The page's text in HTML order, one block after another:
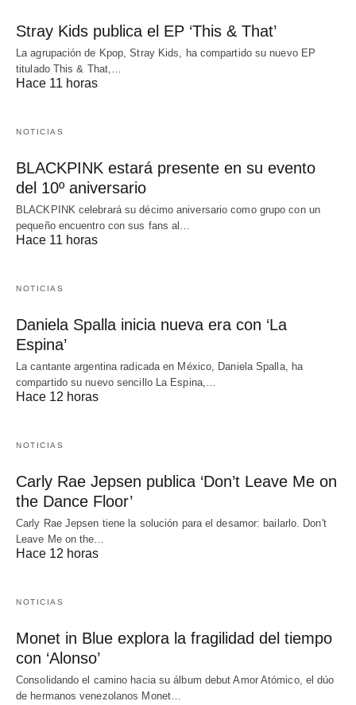
Stray Kids publica el EP ‘This & That’
La agrupación de Kpop, Stray Kids, ha compartido su nuevo EP
titulado This & That,…
Hace 11 horas
NOTICIAS
BLACKPINK estará presente en su evento
del 10º aniversario
BLACKPINK celebrará su décimo aniversario como grupo con un
pequeño encuentro con sus fans al…
Hace 11 horas
NOTICIAS
Daniela Spalla inicia nueva era con ‘La
Espina’
La cantante argentina radicada en México, Daniela Spalla, ha
compartido su nuevo sencillo La Espina,…
Hace 12 horas
NOTICIAS
Carly Rae Jepsen publica ‘Don’t Leave Me on
the Dance Floor’
Carly Rae Jepsen tiene la solución para el desamor: bailarlo. Don't
Leave Me on the…
Hace 12 horas
NOTICIAS
Monet in Blue explora la fragilidad del tiempo
con ‘Alonso’
Consolidando el camino hacia su álbum debut Amor Atómico, el dúo
de hermanos venezolanos Monet…